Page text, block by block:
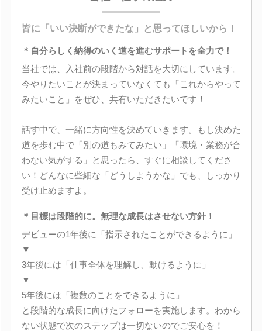
皆に「いい決断ができたな」と思ってほしいから！
＊自分らしく納得のいく道を進むサポートを全力で！
当社では、入社前の段階から対話を大切にしています。
今やりたいことが決まっていなくても「これからやって
みたいこと」をぜひ、共有いただきたいです！
話す中で、一緒に方向性を決めていきます。もし決めた
道を歩む中で「別の道もみてみたい」「環境・業務が合
わない気がする」と思ったら、すぐに相談してくださ
い！どんなに些細な「どうしようかな」でも、しっかり
受け止めますよ。
＊目標は段階的に。無理な成長はさせない方針！
デビューの1年後に「指示されたことができるように」
▼
3年後には「仕事全体を理解し、動けるように」
▼
5年後には「複数のことをできるように」
と段階的な成長に向けたフォローを実施します。わから
ない状態で次のステップは一切ないのでご安心を！